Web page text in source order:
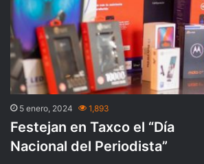
5 enero, 2024 1,893
Festejan en Taxco el “Día
Nacional del Periodista”